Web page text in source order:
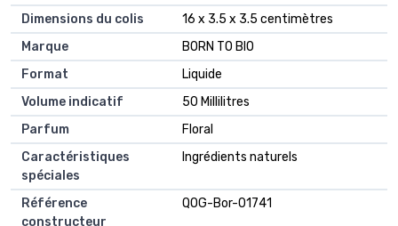
Dimensions du colis
‎16 x 3.5 x 3.5 centimètres
Marque
‎BORN TO BIO
Format
‎Liquide
Volume indicatif
‎50 Millilitres
Parfum
‎Floral
Caractéristiques
spéciales
‎Ingrédients naturels
Référence
constructeur
‎QOG-Bor-01741